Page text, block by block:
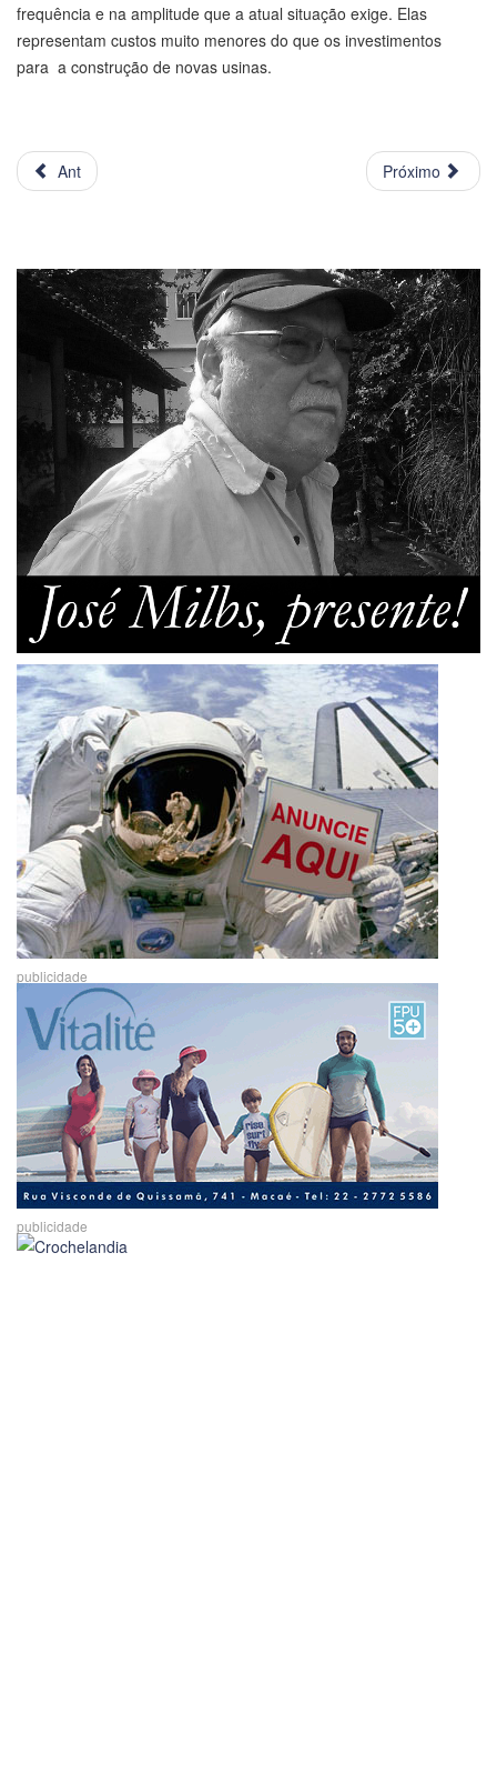
frequência e na amplitude que a atual situação exige. Elas
representam custos muito menores do que os investimentos
para a construção de novas usinas.
Ant Próximo
publicidade
publicidade